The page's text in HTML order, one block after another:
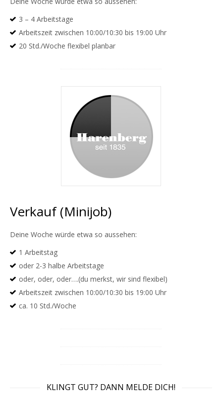
3 – 4 Arbeitstage
Arbeitszeit zwischen 10:00/10:30 bis 19:00 Uhr
20 Std./Woche flexibel planbar
Verkauf (Minijob)
Deine Woche würde etwa so aussehen:
1 Arbeitstag
oder 2-3 halbe Arbeitstage
oder, oder, oder….(du merkst, wir sind flexibel)
Arbeitszeit zwischen 10:00/10:30 bis 19:00 Uhr
ca. 10 Std./Woche
KLINGT GUT? DANN MELDE DICH!